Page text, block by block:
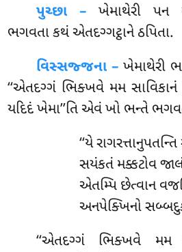
પુચ્છા –ખેમાથેરી પન
ભગવતા કથં એતદગ્ગટ્ઠાને ઠપિતા.
વિસ્સજ્જના –ખેમાથેરી
‘‘એતદગ્ગં ભિક્ખવે મમ
યદિદં ખેમા’’તિ એવં ખો ભન્તે
‘‘યે
સયંકતં મક્કટોવ
એતમ્પિ છેત્વાન
અનપેક્ખિનો
‘‘એતદગ્ગં ભિક્ખવે મમ